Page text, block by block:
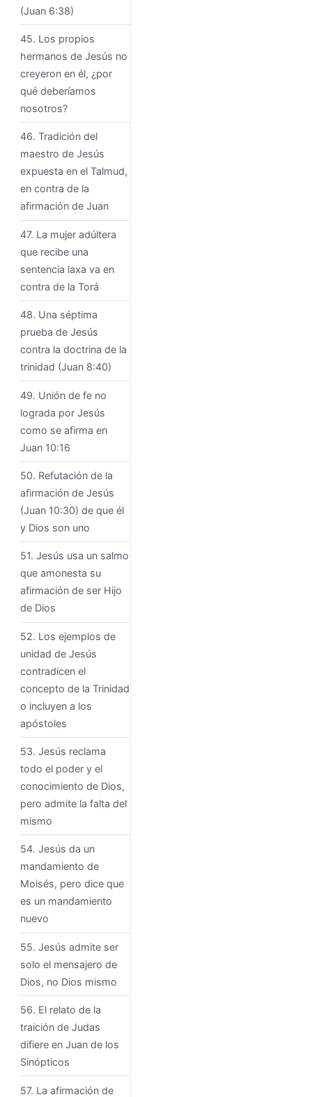
(Juan 6:38)
45. Los propios
hermanos de Jesús no
creyeron en él, ¿por
qué deberíamos
nosotros?
46. Tradición del
maestro de Jesús
expuesta en el Talmud,
en contra de la
afirmación de Juan
47. La mujer adúltera
que recibe una
sentencia laxa va en
contra de la Torá
48. Una séptima
prueba de Jesús
contra la doctrina de la
trinidad (Juan 8:40)
49. Unión de fe no
lograda por Jesús
como se afirma en
Juan 10:16
50. Refutación de la
afirmación de Jesús
(Juan 10:30) de que él
y Dios son uno
51. Jesús usa un salmo
que amonesta su
afirmación de ser Hijo
de Dios
52. Los ejemplos de
unidad de Jesús
contradicen el
concepto de la Trinidad
o incluyen a los
apóstoles
53. Jesús reclama
todo el poder y el
conocimiento de Dios,
pero admite la falta del
mismo
54. Jesús da un
mandamiento de
Moisés, pero dice que
es un mandamiento
nuevo
55. Jesús admite ser
solo el mensajero de
Dios, no Dios mismo
56. El relato de la
traición de Judas
difiere en Juan de los
Sinópticos
57. La afirmación de